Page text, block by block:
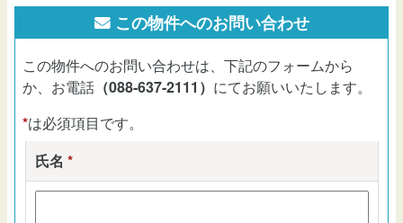
この物件へのお問い合わせ
この物件へのお問い合わせは、下記のフォームから
か、お電話 （088-637-2111） にてお願いいたします。
*は必須項目です。
氏名 *